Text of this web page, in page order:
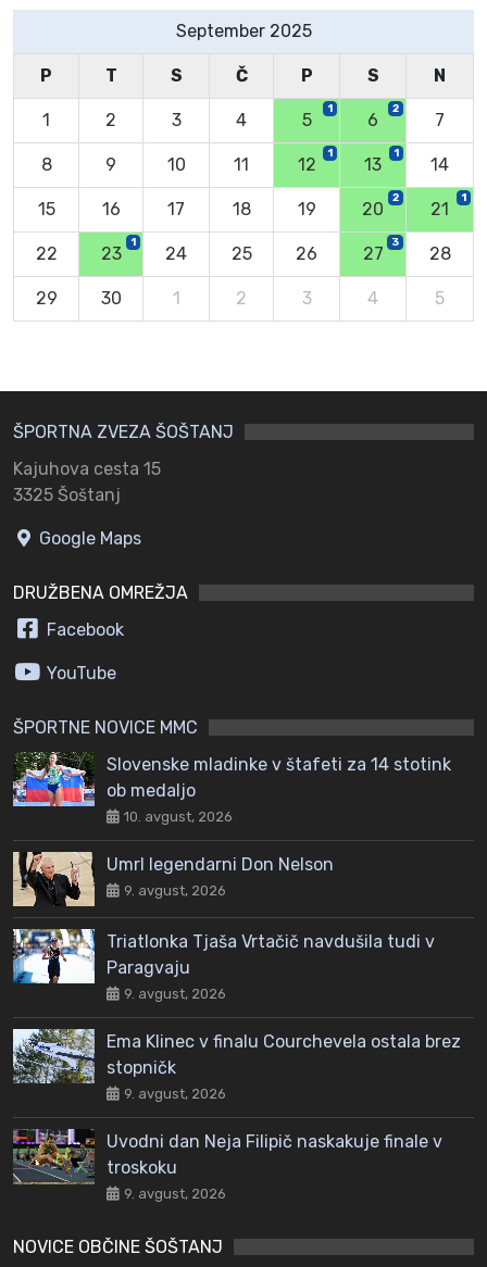
September 2025
P T S Č P S N
1 2 3 4 5
1
6
2
7
8 9 10 11 12
1
13
1
14
15 16 17 18 19 20
2
21
1
22 23
1
24 25 26 27
3
28
29 30 1 2 3 4 5
ŠPORTNA ZVEZA ŠOŠTANJ
Kajuhova cesta 15
3325 Šoštanj
Google Maps
DRUŽBENA OMREŽJA
Facebook
YouTube
ŠPORTNE NOVICE MMC
Slovenske mladinke v štafeti za 14 stotink
ob medaljo
10. avgust, 2026
Umrl legendarni Don Nelson
9. avgust, 2026
Triatlonka Tjaša Vrtačič navdušila tudi v
Paragvaju
9. avgust, 2026
Ema Klinec v finalu Courchevela ostala brez
stopničk
9. avgust, 2026
Uvodni dan Neja Filipič naskakuje finale v
troskoku
9. avgust, 2026
NOVICE OBČINE ŠOŠTANJ